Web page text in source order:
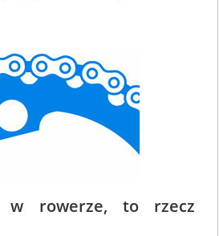
w rowerze, to rzecz